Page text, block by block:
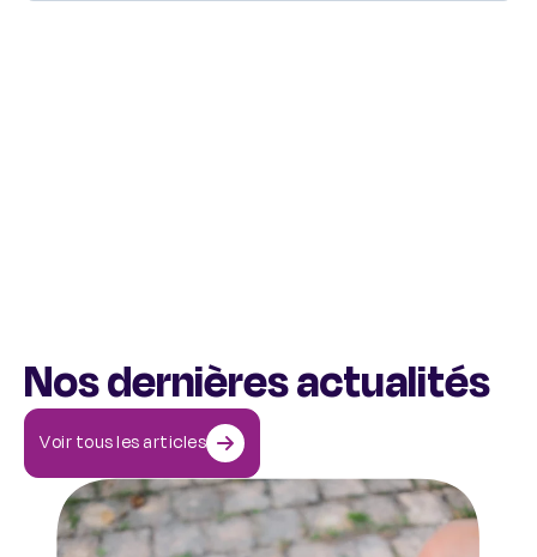
Nos dernières actualités
Voir tous les articles
Comment aider une personne qui a des idées